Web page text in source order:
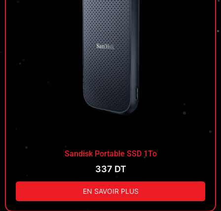
Sandisk Portable SSD 1To
337 DT
EN SAVOIR PLUS